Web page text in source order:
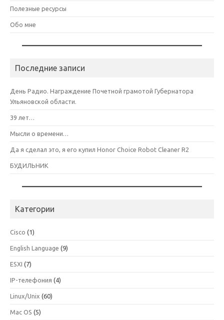
Полезные ресурсы
Обо мне
Последние записи
День Радио. Награждение Почетной грамотой Губернатора
Ульяновской области.
39 лет…
Мысли о времени…
Да я сделал это, я его купил Honor Choice Robot Cleaner R2
БУДИЛЬНИК
Категории
Cisco (1)
English Language (9)
ESXI (7)
IP-телефония (4)
Linux/Unix (60)
Mac OS (5)